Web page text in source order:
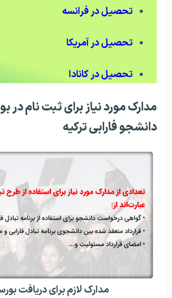
تحصیل در فرانسه
تحصیل در آمریکا
تحصیل در کانادا
مدارک مورد نیاز برای ثبت نام در
دانشجو فارابی ترکیه
مدارک لازم برای دریافت